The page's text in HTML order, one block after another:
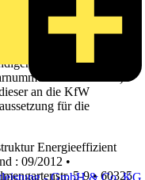
Diese Unterlagen
KfW behält sich auch
sowie der
A. B. C. D. oder E.
über die plangemäße
600 000 0057)
an die KfW
für die
Energieeffizient
: 09/2012 •
5-9 • 60325